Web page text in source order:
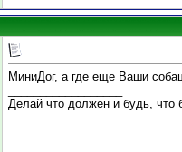
МиниДог, а где еще Ваши
Делай что должен и будь, что